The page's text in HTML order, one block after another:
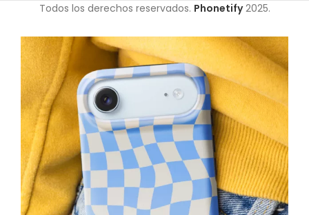
Todos los derechos reservados. Phonetify2025.